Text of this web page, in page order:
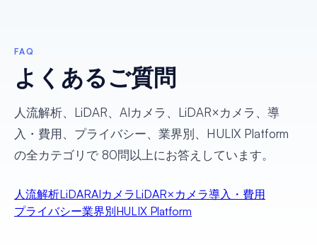
FAQ
よくあるご質問
人流解析、LiDAR、AIカメラ、LiDAR×カメラ、導
入・費用、プライバシー、業界別、HULIX Platform
の全カテゴリで 80問以上にお答えしています。
人流解析LiDARAIカメラLiDAR×カメラ導入・費用
プライバシー業界別HULIX Platform